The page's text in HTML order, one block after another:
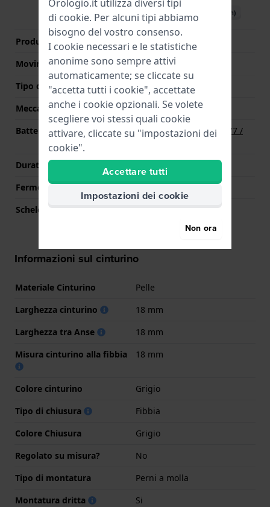
Scarica il manuale (English)
Produttore Movimento
Miyota
Movimento svizzero
No
Tipo di display
Analogico
Meccanismo
Quarzo
Batteria
Batteria Renata R377 377 /
SR626SW / SG4
Durata della batteria
36 mesi
Fermo macchina
Si
Scheletrato
No
Informazioni sul cinturino
Materiale Cinturino
Pelle
Larghezza cinturino
18 mm
Larghezza tra Anse
18 mm
Misura cinturino alla fibbia
18 mm
Colore cinturino
Grigio
Tipo di chiusura
Fibbia
Colore Chiusura
Grigio
Regolato su misura?
No
Tipo di montatura
Perni a molla
Montatura dritta
Si
Orologio.it utilizza diversi tipi
di cookie. Per alcuni tipi abbiamo
bisogno del vostro consenso.
I cookie necessari e le statistiche
anonime sono sempre attivi
automaticamente; se cliccate su
"accetta tutti i cookie", accettate
anche i cookie opzionali. Se volete
scegliere voi stessi quali cookie
attivare, cliccate su "impostazioni dei
cookie".
Accettare tutti
Impostazioni dei cookie
Non ora